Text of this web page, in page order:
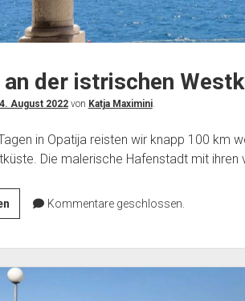
an der istrischen
August 2022von Katja Maximini.
in Opatija reisten wir knapp 100 km
Die malerische Hafenstadt mit ihren
Rovinj
an
Westküste
Kommentare geschlossen.